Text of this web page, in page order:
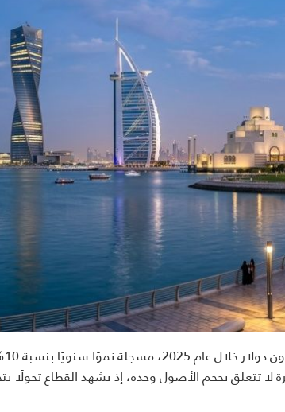
ارتفعت
تتعلق بحجم الأصول وحده، إذ يشهد القطاع تحولًا